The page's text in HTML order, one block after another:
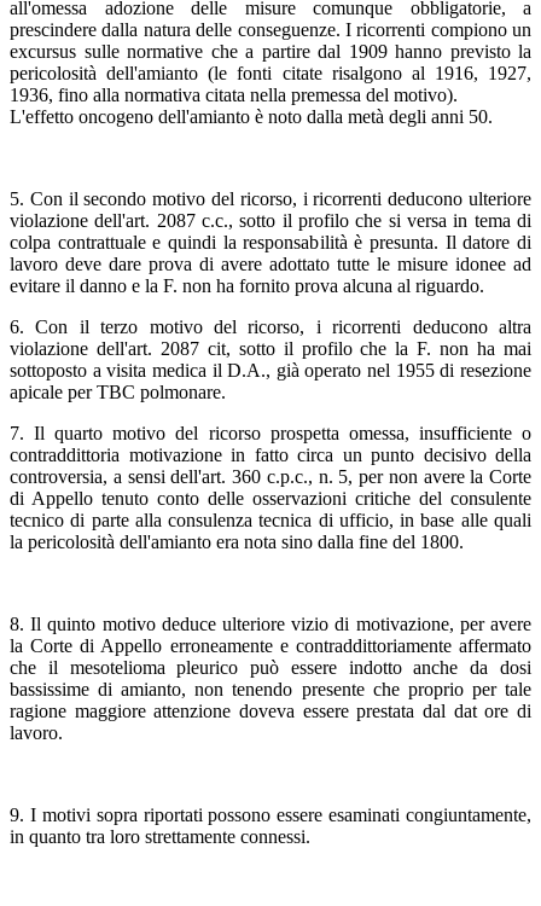
all'omessa adozione delle misure comunque obbligatorie, a
prescindere dalla natura delle conseguenze. I ricorrenti compiono un
excursus sulle normative che a partire dal 1909 hanno previsto la
pericolosità dell'amianto (le fonti citate risalgono al 1916, 1927,
1936, fino alla normativa citata nella premessa del motivo).
L'effetto oncogeno dell'amianto è noto dalla metà degli anni 50.
5. Con il secondo motivo del ricorso, i ricorrenti deducono ulteriore
violazione dell'art. 2087 c.c., sotto il profilo che si versa in tema di
colpa contrattuale e quindi la responsabilità è presunta. Il datore di
lavoro deve dare prova di avere adottato tutte le misure idonee ad
evitare il danno e la F. non ha fornito prova alcuna al riguardo.
6. Con il terzo motivo del ricorso, i ricorrenti deducono altra
violazione dell'art. 2087 cit, sotto il profilo che la F. non ha mai
sottoposto a visita medica il D.A., già operato nel 1955 di resezione
apicale per TBC polmonare.
7. Il quarto motivo del ricorso prospetta omessa, insufficiente o
contraddittoria motivazione in fatto circa un punto decisivo della
controversia, a sensi dell'art. 360 c.p.c., n. 5, per non avere la Corte
di Appello tenuto conto delle osservazioni critiche del consulente
tecnico di parte alla consulenza tecnica di ufficio, in base alle quali
la pericolosità dell'amianto era nota sino dalla fine del 1800.
8. Il quinto motivo deduce ulteriore vizio di motivazione, per avere
la Corte di Appello erroneamente e contraddittoriamente affermato
che il mesotelioma pleurico può essere indotto anche da dosi
bassissime di amianto, non tenendo presente che proprio per tale
ragione maggiore attenzione doveva essere prestata dal dat ore di
lavoro.
9. I motivi sopra riportati possono essere esaminati congiuntamente,
in quanto tra loro strettamente connessi.